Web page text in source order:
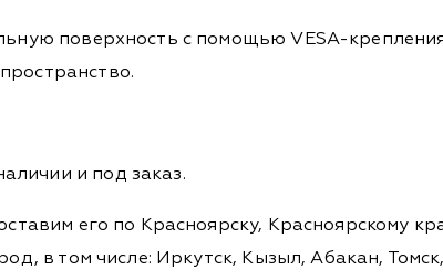
поверхность с помощью VESA-
и под заказ.
его по Красноярску, Красноярскому
в том числе: Иркутск, Кызыл, Абакан,